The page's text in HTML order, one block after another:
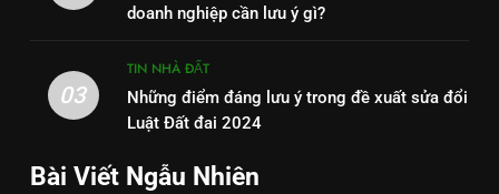
doanh nghiệp cần lưu ý gì?
03
TIN NHÀ ĐẤT
Những điểm đáng lưu ý trong đề xuất sửa đổi
Luật Đất đai 2024
Bài Viết Ngẫu Nhiên